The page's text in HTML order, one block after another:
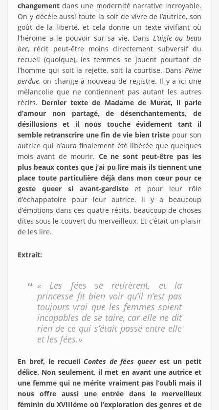
changement dans une modernité narrative incroyable.
On y décèle aussi toute la soif de vivre de l’autrice, son
goût de la liberté, et cela donne un texte vivifiant où
l’héroïne a le pouvoir sur sa vie. Dans L’aigle au beau
bec, récit peut-être moins directement subversif du
recueil (quoique), les femmes se jouent pourtant de
l’homme qui soit la rejette, soit la courtise. Dans Peine
perdue, on change à nouveau de registre. Il y a ici une
mélancolie que ne contiennent pas autant les autres
récits. Dernier texte de Madame de Murat, il parle
d’amour non partagé, de désenchantements, de
désillusions
et il nous touche évidement
tant il
semble retranscrire une fin de vie bien triste pour son
autrice qui n’aura finalement été libérée que quelques
mois avant de mourir. Ce ne sont peut-être pas les
plus beaux contes que j’ai pu lire mais ils tiennent une
place toute particulière déjà dans mon cœur pour ce
geste queer
si avant-gardisteet pour leur rôle
d’échappatoire pour leur autrice. Il y a beaucoup
d’émotions dans ces quatre récits, beaucoup de choses
dites sous le couvert du merveilleux. Et c’était un plaisir
de les lire.
Extrait:
« Les fées se retirèrent, et la
princesse fit bien voir qu’il n’est pas
toujours vrai que les femmes soient
incapables de se taire, car elle ne dit
rien de ce qui s’était passé entre elle
et les fées.»
En bref, le recueil Contes de fées queer est un petit
délice. Non seulement, il met en avant une autrice et
une femme qui ne mérite vraiment pas l’oubli mais il
nous offre aussi une entrée dans le merveilleux
féminin du XVIIIème où l’exploration des genres et de